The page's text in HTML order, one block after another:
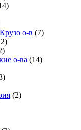
о-в (7)
о-ва (14)
(2)